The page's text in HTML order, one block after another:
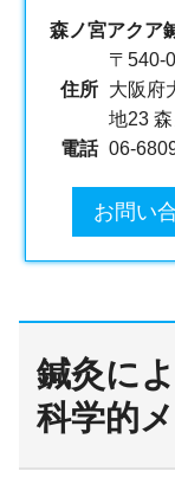
森ノ宮アクア
住所
〒540-
大阪府
地23
電話 06-
お問い
鍼灸に
科学的